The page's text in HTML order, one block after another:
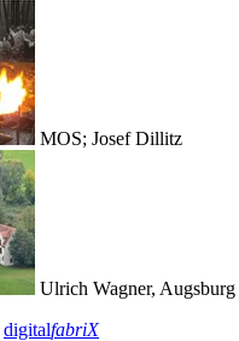
MOS; Josef Dillitz
Ulrich Wagner, Augsburg
digitalfabriX